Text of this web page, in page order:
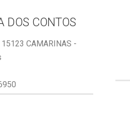
DOS CONTOS
CAMARINAS -